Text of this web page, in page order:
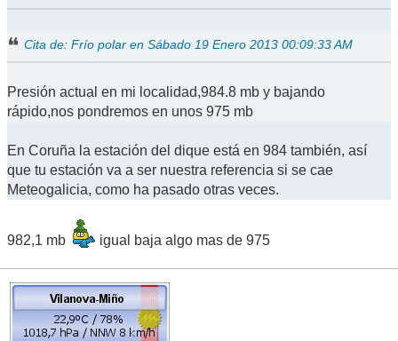
Cita de: Frío polar en Sábado 19 Enero 2013 00:09:33 AM
Presión actual en mi localidad,984.8 mb y bajando
rápido,nos pondremos en unos 975 mb
En Coruña la estación del dique está en 984 también, así
que tu estación va a ser nuestra referencia si se cae
Meteogalicia, como ha pasado otras veces.
982,1 mb igual baja algo mas de 975